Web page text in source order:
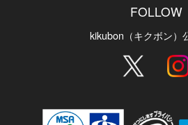
FOLLOW
kikubon（キクボン）